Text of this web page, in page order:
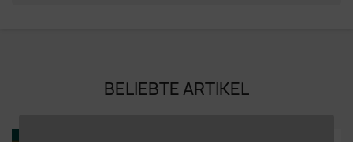
BELIEBTE ARTIKEL